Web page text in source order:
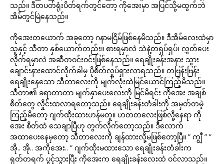
သည်။ ဒီတပတ်ရုံးပိတ်ရက်တွင်တော့ ကိုအေးမှာ အပြင်သို့မထွက်ဘဲ
အိမ်တွင်မြဲနေသည်။
ကိုအေးတယောက် အခုတော့ ဂနာမငြိမ်ဖြစ်နေမိသည်။ ဒီအိမ်လေးထဲမှာ
သူနှင့် သီတာ နှစ်ယောက်တည်း။ စားရမှာလဲ သဲနဲ့တရှပ်ရှပ်၊ လွှတ်ပေး
လိုက်ရမှာလဲ အဆီတဝင်းဝင်းဖြစ်နေသည်။ ရေချိုးခန်းအနား သွား
ချောင်းနားထောင်လိုက်ခါမှ ပိုစိတ်လှုပ်ရှားလာရသည်။ တဗြန်းဗြန်း
ရေချိုးနေသော သီတာလေးကို မျက်လုံးထဲမြင်ယောင်ကြည့်မိသည်။
သီတာ၏ ခရာတာတာ မျက်နှာပေးလေးကို မြင်မိရင်း ကိုအေး အချစ်
စိတ်တွေ လှိုင်းထလာရတော့သည်။ ရေချိုးခန်းတံခါးကို အမှတ်တမဲ့
ကြည့်မိတော့ ဂျက်ထိုးထားဟန်မတူ။ ဟတတလေးဖြစ်လို့နေရာ ကို
အေး စိတ်ထဲ သေချာပြီဟု တွက်လိုက်တော့သည်။ ဒီလောက်
အထာပေးနေမှတော့ သီတာလေးကို ချန်ထားလို့မဖြစ်တော့ပြီ။ ” ကျွီ ” ”
အို.. အို.. အကိုအေး.. ” ဂျက်ထိုးမထားသော ရေချိုးခန်းတံခါးက
ရုတ်တရက် ပွင့်သွားပြီး ကိုအေးက ရေချိုးခန်းလေးထဲ ဝင်လာသည်။